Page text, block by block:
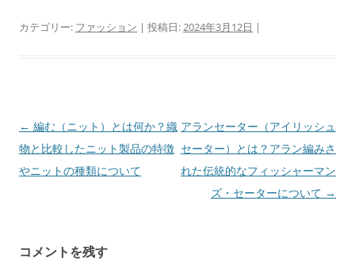
c
o
k
e e
カテゴリー: ファッション | 投稿日:2024年3月12日 |
投
稿
ナ
シ
← 編む（ニット）とは何か？織
物と比較したニット製品の特徴
やニットの種類について
アランセーター（アイリッシュ
セーター）とは？アラン編みさ
れた伝統的なフィッシャーマン
ズ・セーターについて →
コメントを残す